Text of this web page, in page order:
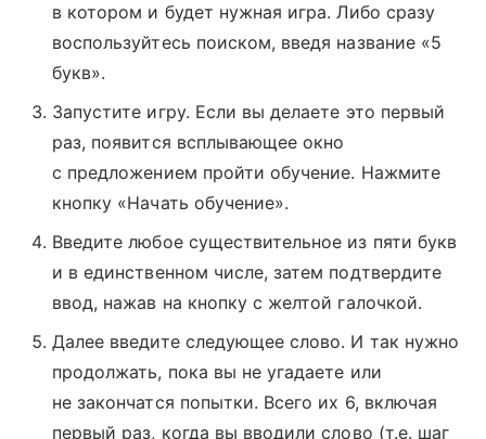
в котором и будет нужная игра. Либо сразу
воспользуйтесь поиском, введя название «5
букв».
Запустите игру. Если вы делаете это первый
раз, появится всплывающее окно
с предложением пройти обучение. Нажмите
кнопку «Начать обучение».
Введите любое существительное из пяти букв
и в единственном числе, затем подтвердите
ввод, нажав на кнопку с желтой галочкой.
Далее введите следующее слово. И так нужно
продолжать, пока вы не угадаете или
не закончатся попытки. Всего их 6, включая
первый раз, когда вы вводили слово (т.е. шаг